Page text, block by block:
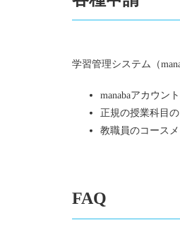
学習管理システム（
manabaアカウン
正規の授業科目
教職員のコース
FAQ